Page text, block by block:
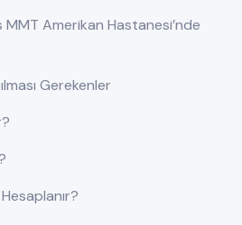
Amerikan Hastanesi’nde
Gerekenler